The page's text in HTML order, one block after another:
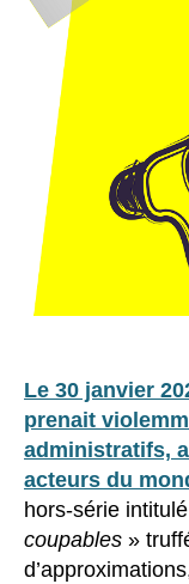
Le 30 janvier
prenait
administratifs,
acteurs du
hors-série
coupables »